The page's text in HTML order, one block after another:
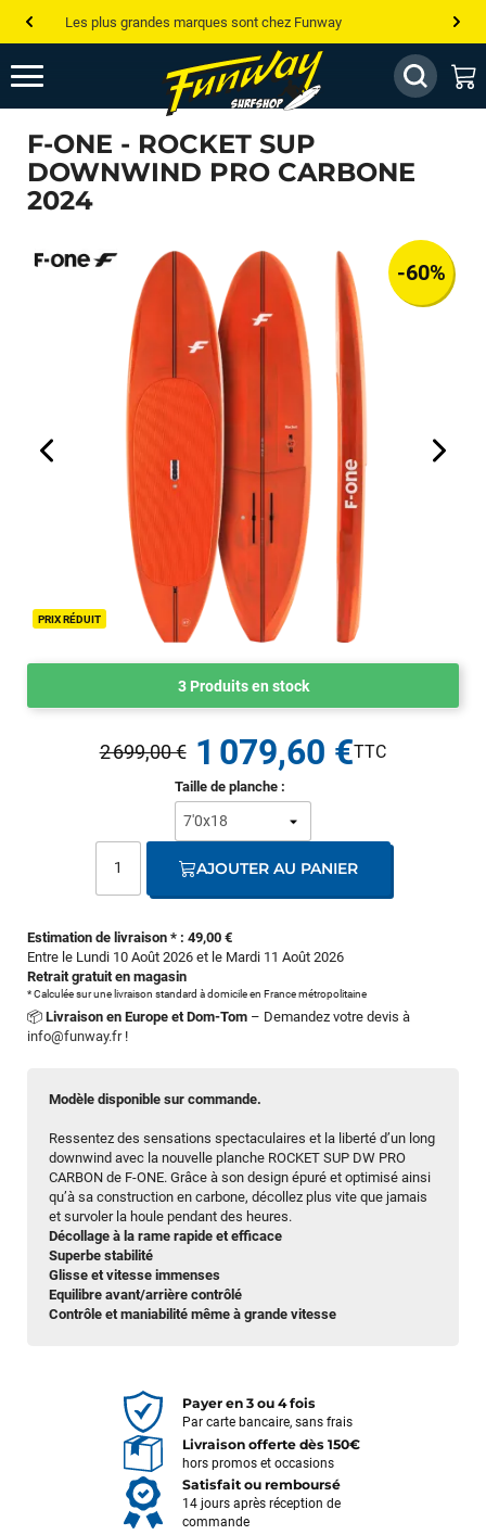
Les plus grandes marques sont chez Funway
Jusqu’à -75% de remise sur le windsurf, wingfoil, etc...
💰 Meilleur prix garanti — Moins cher ailleurs ? On s’aligne !
Besoin de conseils de pro ? Appelle nous !
F-ONE - ROCKET SUP
DOWNWIND PRO CARBONE
2024
PRIX RÉDUIT
-60%
Modèle disponible sur commande.
Ressentez des sensations spectaculaires et la liberté d’un long
downwind avec la nouvelle planche ROCKET SUP DW PRO
CARBON de F-ONE. Grâce à son design épuré et optimisé ainsi
qu’à sa construction en carbone, décollez plus vite que jamais
et survoler la houle pendant des heures.
Décollage à la rame rapide et efficace
Superbe stabilité
Glisse et vitesse immenses
Equilibre avant/arrière contrôlé
Contrôle et maniabilité même à grande vitesse
3 Produits en stock
Estimation de livraison * : 49,00 €
Entre le Lundi 10 Août 2026 et le Mardi 11 Août 2026
Retrait gratuit en magasin
* Calculée sur une livraison standard à domicile en France métropolitaine
📦 Livraison en Europe et Dom-Tom – Demandez votre devis à
info@funway.fr!
Taille de planche :
2 699,00 € 1 079,60 €
AJOUTER AU PANIER
Payer en 3 ou 4 fois
Par carte bancaire, sans frais
Livraison offerte dès 150€
hors promos et occasions
Satisfait ou remboursé
14 jours après réception de
commande